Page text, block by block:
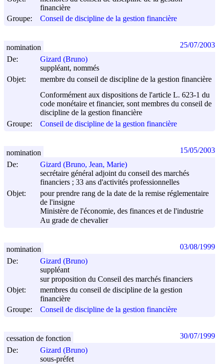
financière
Groupe:
Conseil de discipline de la gestion financière
De:
Gizard (Bruno)
suppléant, nommés
Objet:
membre du conseil de discipline de la gestion financière
Conformément aux dispositions de l'article L. 623-1 du
code monétaire et financier, sont membres du conseil de
discipline de la gestion financière
Groupe:
Conseil de discipline de la gestion financière
nomination 25/07/2003
De:
Gizard (Bruno, Jean, Marie)
secrétaire général adjoint du conseil des marchés
financiers ; 33 ans d'activités professionnelles
Objet:
pour prendre rang de la date de la remise réglementaire
de l'insigne
Ministère de l'économie, des finances et de l'industrie
Au grade de chevalier
nomination 15/05/2003
De:
Gizard (Bruno)
suppléant
sur proposition du Conseil des marchés financiers
Objet:
membres du conseil de discipline de la gestion
financière
Groupe:
Conseil de discipline de la gestion financière
nomination 03/08/1999
De:
Gizard (Bruno)
sous-préfet
cessation de fonction 30/07/1999